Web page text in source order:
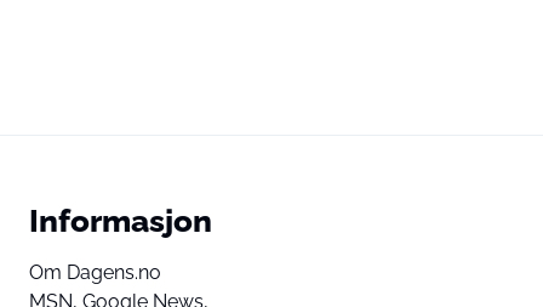
Informasjon
Om Dagens.no
MSN, Google News,